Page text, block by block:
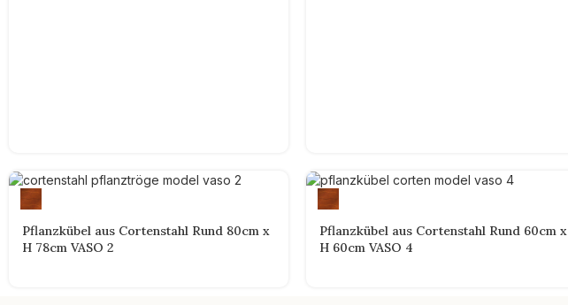
Pflanzkübel aus Cortenstahl Rund 80cm x
H 78cm VASO 2
Pflanzkübel aus Cortenstahl Rund 60cm x
H 60cm VASO 4